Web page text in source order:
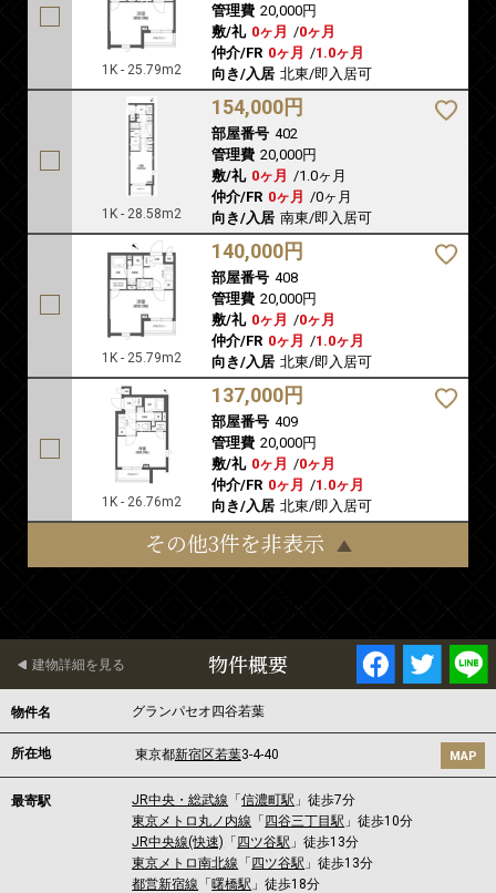
1K - 25.79m2
管理費 20,000円
敷/礼 0ヶ月 /0ヶ月
仲介/FR 0ヶ月 /1.0ヶ月
向き/入居 北東/即入居可
1K - 28.58m2
154,000円
部屋番号 402
管理費 20,000円
敷/礼 0ヶ月 /1.0ヶ月
仲介/FR 0ヶ月 /0ヶ月
向き/入居 南東/即入居可
1K - 25.79m2
140,000円
部屋番号 408
管理費 20,000円
敷/礼 0ヶ月 /0ヶ月
仲介/FR 0ヶ月 /1.0ヶ月
向き/入居 北東/即入居可
1K - 26.76m2
137,000円
部屋番号 409
管理費 20,000円
敷/礼 0ヶ月 /0ヶ月
仲介/FR 0ヶ月 /1.0ヶ月
向き/入居 北東/即入居可
その他3件を非表示
物件概要
建物詳細を見る
物件名 グランパセオ四谷若葉
所在地 東京都新宿区若葉3-4-40 MAP
最寄駅 JR中央・総武線 「信濃町駅 」徒歩7分
東京メトロ丸ノ内線 「 四谷三丁目駅 」徒歩10分
JR中央線(快速) 「 四ツ谷駅 」徒歩13分
東京メトロ南北線 「 四ツ谷駅 」徒歩13分
都営新宿線 「曙橋駅 」徒歩18分